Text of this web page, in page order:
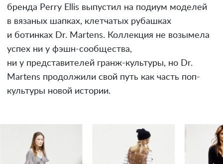
бренда Perry Ellis выпустил на подиум моделей
в вязаных шапках, клетчатых рубашках
и ботинках Dr. Martens. Коллекция не возымела
успех ни у фэшн-сообщества,
ни у представителей гранж-культуры, но Dr.
Martens продолжили свой путь как часть поп-
культуры новой истории.